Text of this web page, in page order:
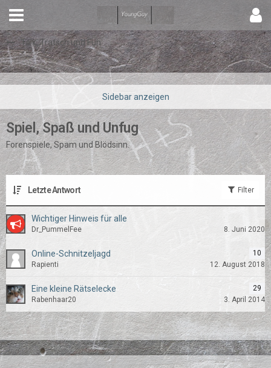
Talk, Tratsch und Fun
Spiel, Spaß und Unfug
Forenspiele, Spam und Blödsinn.
Letzte Antwort Filter
Wichtiger Hinweis für alle
Dr_PummelFee 8. Juni 2020
Online-Schnitzeljagd
10
Rapienti
12. August 2018
Eine kleine Rätselecke
29
Rabenhaar20
3. April 2014